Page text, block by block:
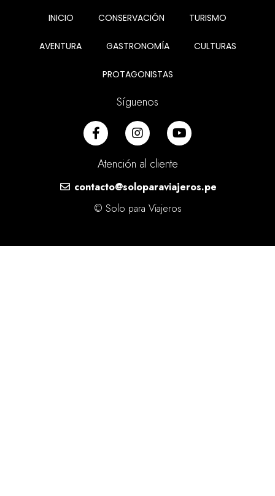
INICIO CONSERVACIÓN TURISMO
AVENTURA GASTRONOMÍA CULTURAS
PROTAGONISTAS
Síguenos
Atención al cliente
contacto@soloparaviajeros.pe
© Solo para Viajeros